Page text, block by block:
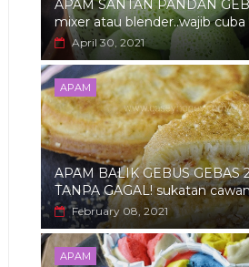
APAM SANTAN PANDAN
mixer atau blender..wajib cuba
April 30, 2021
APAM
APAM BALIK GEBUS GEBAS
TANPA GAGAL! sukatan
February 08, 2021
APAM